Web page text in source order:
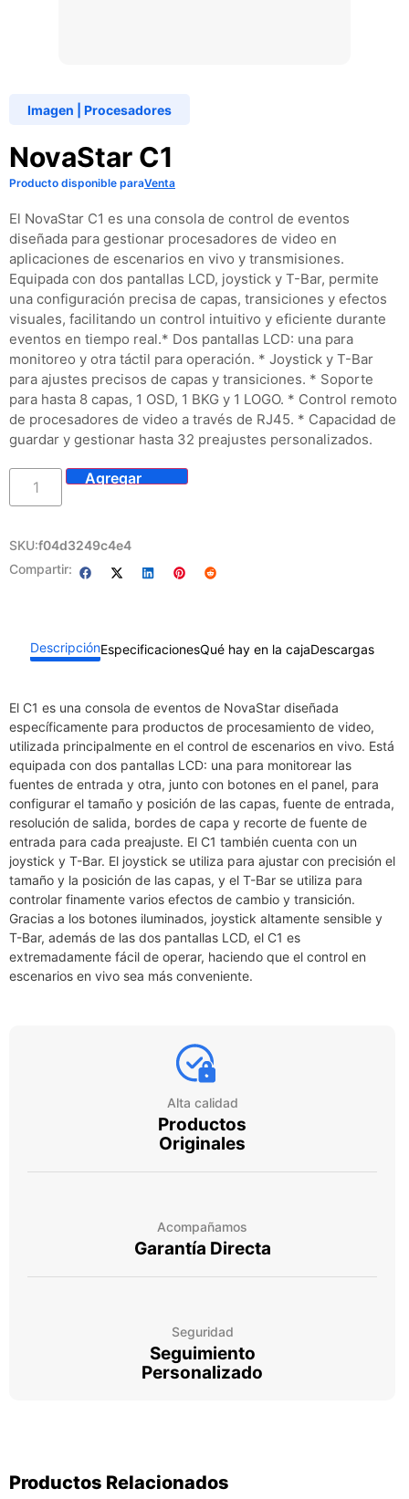
Imagen Procesadores
NovaStar C1
Producto disponible paraVenta
El NovaStar C1 es una consola de control de eventos
diseñada para gestionar procesadores de video en
aplicaciones de escenarios en vivo y transmisiones.
Equipada con dos pantallas LCD, joystick y T-Bar, permite
una configuración precisa de capas, transiciones y efectos
visuales, facilitando un control intuitivo y eficiente durante
eventos en tiempo real.​ * Dos pantallas LCD: una para
monitoreo y otra táctil para operación. * Joystick y T-Bar
para ajustes precisos de capas y transiciones. * Soporte
para hasta 8 capas, 1 OSD, 1 BKG y 1 LOGO. * Control remoto
de procesadores de video a través de RJ45. * Capacidad de
guardar y gestionar hasta 32 preajustes personalizados.​
SKU:f04d3249c4e4
Compartir:
DescripciónEspecificacionesQué hay en la cajaDescargas
El C1 es una consola de eventos de NovaStar diseñada
específicamente para productos de procesamiento de video,
utilizada principalmente en el control de escenarios en vivo. Está
equipada con dos pantallas LCD: una para monitorear las
fuentes de entrada y otra, junto con botones en el panel, para
configurar el tamaño y posición de las capas, fuente de entrada,
resolución de salida, bordes de capa y recorte de fuente de
entrada para cada preajuste. El C1 también cuenta con un
joystick y T-Bar. El joystick se utiliza para ajustar con precisión el
tamaño y la posición de las capas, y el T-Bar se utiliza para
controlar finamente varios efectos de cambio y transición.
Gracias a los botones iluminados, joystick altamente sensible y
T-Bar, además de las dos pantallas LCD, el C1 es
extremadamente fácil de operar, haciendo que el control en
escenarios en vivo sea más conveniente.
Alta calidad
Productos
Originales
Acompañamos
Garantía Directa
Seguridad
Seguimiento
Personalizado
Productos Relacionados